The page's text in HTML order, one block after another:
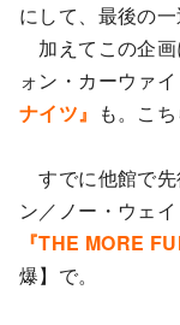
にして、最後の一
加えてこの企画
ォン・カーウァ
ナイツ』 も。こ
すでに他館で先
ン／ノー・ウェ
『THE MORE
爆】で。